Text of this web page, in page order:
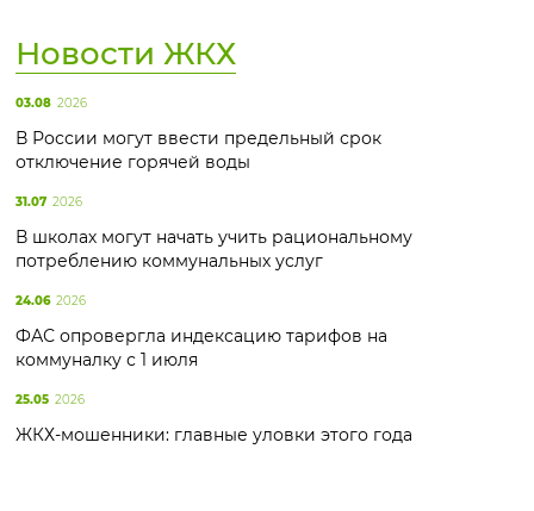
Новости ЖКХ
03.08 2026
В России могут ввести предельный срок
отключение горячей воды
31.07 2026
В школах могут начать учить рациональному
потреблению коммунальных услуг
24.06 2026
ФАС опровергла индексацию тарифов на
коммуналку с 1 июля
25.05 2026
ЖКХ-мошенники: главные уловки этого года